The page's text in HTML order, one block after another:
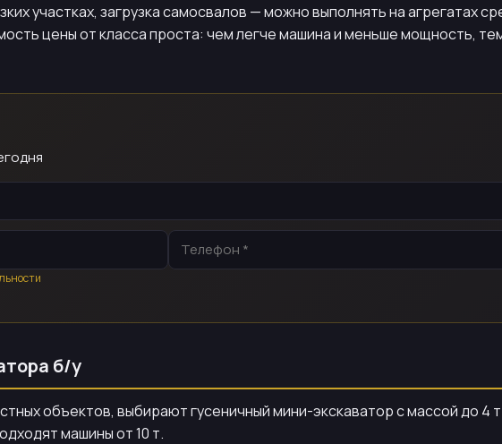
участках, загрузка самосвалов — можно выполнять на агрегатах
цены от класса проста: чем легче машина и меньше мощность,
б/у
объектов, выбирают гусеничный мини-экскаватор с массой до 4
машины от 10 т.